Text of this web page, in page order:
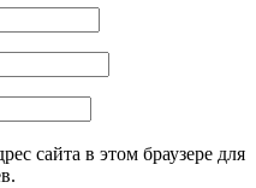
сайта в этом браузере для